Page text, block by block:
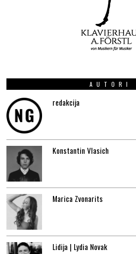
AUTORI
redakcija
Konstantin Vlasich
Marica Zvonarits
Lidija | Lydia Novak